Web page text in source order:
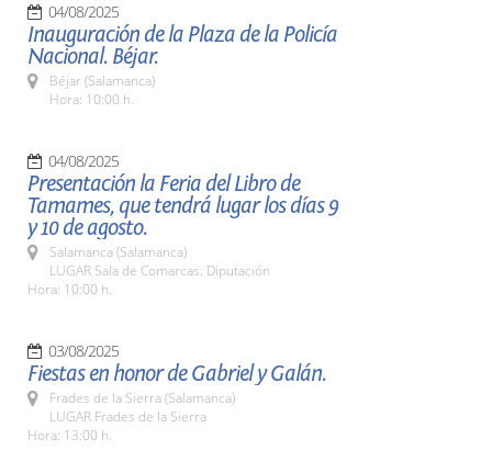
04/08/2025
Inauguración de la Plaza de la Policía
Nacional. Béjar.
Béjar (Salamanca)
Hora: 10:00 h.
04/08/2025
Presentación la Feria del Libro de
Tamames, que tendrá lugar los días 9
y 10 de agosto.
Salamanca (Salamanca)
LUGAR Sala de Comarcas. Diputación
Hora: 10:00 h.
03/08/2025
Fiestas en honor de Gabriel y Galán.
Frades de la Sierra (Salamanca)
LUGAR Frades de la Sierra
Hora: 13:00 h.